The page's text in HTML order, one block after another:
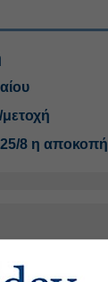
25/8 η αποκοπή